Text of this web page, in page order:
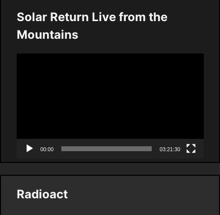
Solar Return Live from the
Mountains
00:00 03:21:30
Radioact